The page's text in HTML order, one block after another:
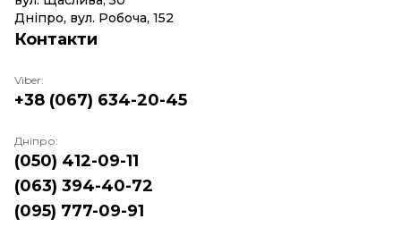
Дніпро, вул. Робоча, 152
Контакти
Viber:
+38 (067) 634-20-45
Дніпро:
(050) 412-09-11
(063) 394-40-72
(095) 777-09-91